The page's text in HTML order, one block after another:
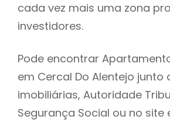
cada vez mais uma zona
investidores.
Pode encontrar
em Cercal Do Alentejo junto
imobiliárias, Autoridade
Segurança Social ou no site